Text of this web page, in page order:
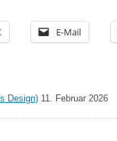
E-Mail
Design) 11. Februar 2026